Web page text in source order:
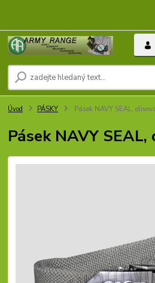
Úvod PÁSKY Pásek NAVY SEAL,
Pásek NAVY SEAL,